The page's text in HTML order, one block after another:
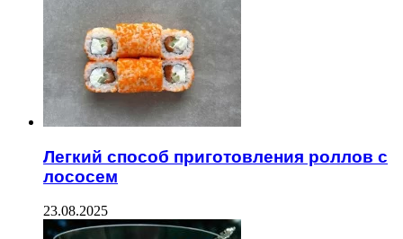
Легкий способ приготовления роллов с
лососем
23.08.2025